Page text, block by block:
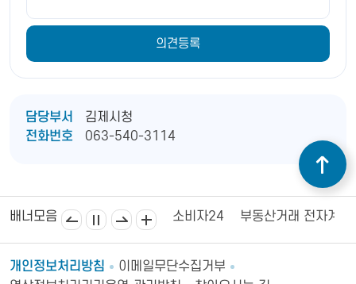
담당부서
김제시청
전화번호
063-540-3114
배너모음
제상공회의소 김제시의회 소비자24 부동산거래 전자계약
개인정보처리방침
이메일무단수집거부